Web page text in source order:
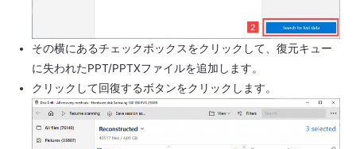
その横にあるチェックボックスをクリックして、復元キュー
に失われたPPT/PPTXファイルを追加します。
クリックして回復するボタンをクリックします。